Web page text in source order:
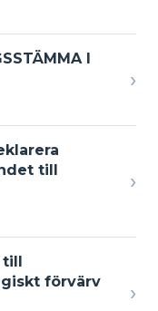
I
›
till
›
till
förvärv
›